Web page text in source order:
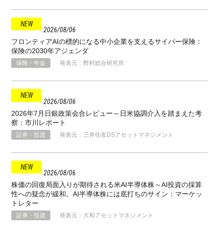
2026 08 06
フロンティアAIの標的になる中小企業を支えるサイバー保険：
保険の2030年アジェンダ
保険・年金 発表元：野村総合研究所
2026 08 06
2026年7月日銀政策会合レビュー～日米協調介入を踏まえた考
察：市川レポート
証券・投資 発表元：三井住友DSアセットマネジメント
2026 08 06
株価の回復局面入りが期待される米AI半導体株～AI投資の採算
性への疑念が緩和。AI半導体株には底打ちのサイン：マーケッ
トレター
証券・投資 発表元：大和アセットマネジメント